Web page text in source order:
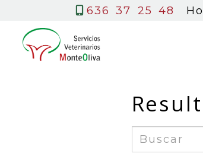
636 37 25 48